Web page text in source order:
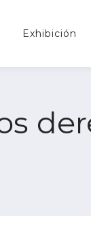
Exhibición